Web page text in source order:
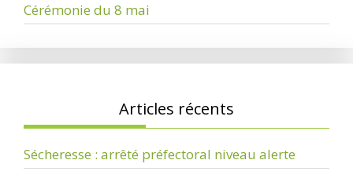
Cérémonie du 8 mai
Articles récents
Sécheresse : arrêté préfectoral niveau alerte